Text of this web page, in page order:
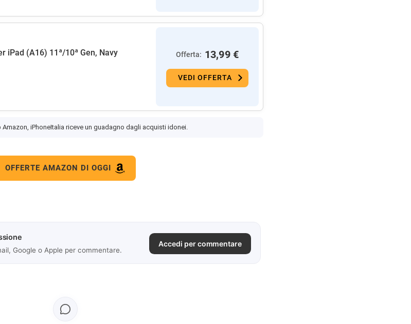
iPad (A16) 11ª/10ª Gen, Navy Offerta: 13,99 €
VEDI OFFERTA
Amazon, iPhoneItalia riceve un guadagno dagli acquisti idonei.
OFFERTE AMAZON DI OGGI
Google o Apple per commentare.
Accedi per commentare